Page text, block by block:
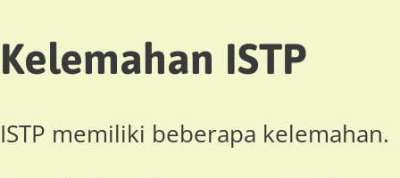
Kelemahan ISTP
ISTP memiliki beberapa kelemahan.